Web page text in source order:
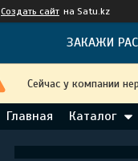
Создать сайт на Satu.kz
ЗАКАЖИ
Сейчас у компании
Главная Каталог